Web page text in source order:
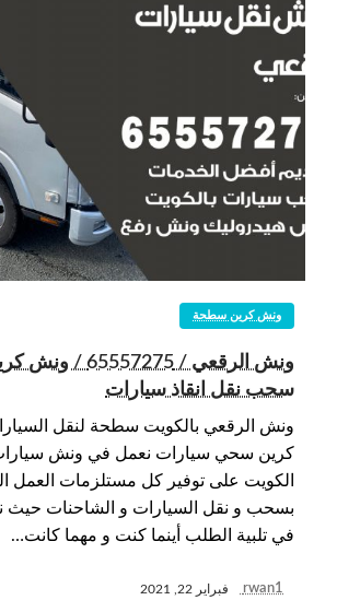
ونش كرين سطحة
ونش الرقعي /
سحب نقل انقاذ سيارات
ونش الرقعي بالكويت سطحة لنقل
كرين سحي سيارات نعمل في ونش
الكويت على توفير كل مستلزمات العمل
بسحب و نقل السيارات و الشاحنات حيث
في تلبية الطلب أينما كنت و مهما كانت…
rwan1 فبراير 22, 2021